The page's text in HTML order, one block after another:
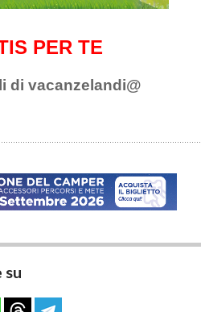
PER TE
di vacanzelandi@
su